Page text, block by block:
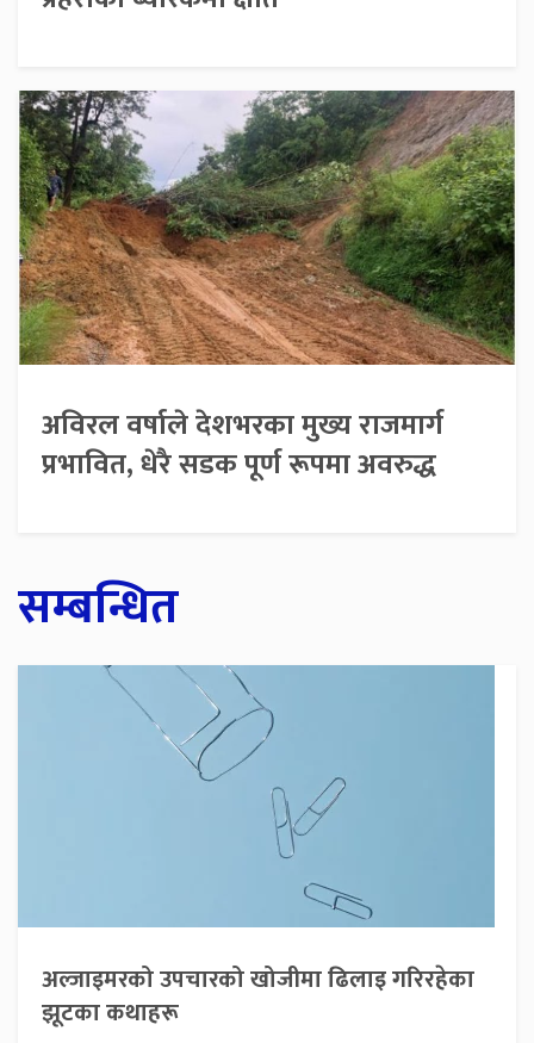
अविरल वर्षाले देशभरका मुख्य राजमार्ग
प्रभावित, धेरै सडक पूर्ण रूपमा अवरुद्ध
सम्बन्धित
अल्जाइमरको उपचारको खोजीमा ढिलाइ गरिरहेका
झूटका कथाहरू